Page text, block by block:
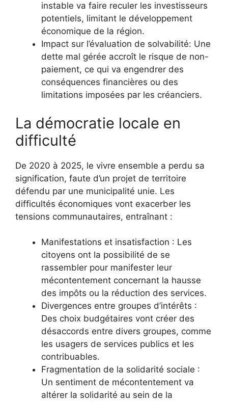
instable va faire reculer les investisseurs
potentiels, limitant le développement
économique de la région.
Impact sur l’évaluation de solvabilité: Une
dette mal gérée accroît le risque de non-
paiement, ce qui va engendrer des
conséquences financières ou des
limitations imposées par les créanciers.
La démocratie locale en
difficulté
De 2020 à 2025, le vivre ensemble a perdu sa
signification, faute d’un projet de territoire
défendu par une municipalité unie. Les
difficultés économiques vont exacerber les
tensions communautaires, entraînant :
Manifestations et insatisfaction : Les
citoyens ont la possibilité de se
rassembler pour manifester leur
mécontentement concernant la hausse
des impôts ou la réduction des services.
Divergences entre groupes d’intérêts :
Des choix budgétaires vont créer des
désaccords entre divers groupes, comme
les usagers de services publics et les
contribuables.
Fragmentation de la solidarité sociale :
Un sentiment de mécontentement va
altérer la solidarité au sein de la